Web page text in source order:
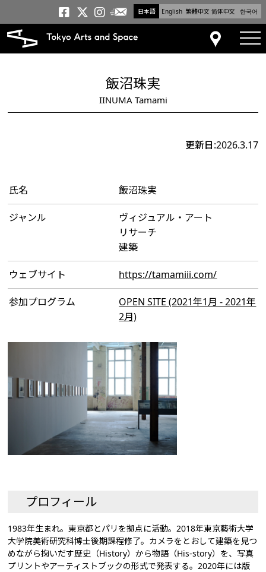
日本語 English 繁體中文 简体中文 한국어
トーキョーアーツアンド
トーキョーアーツアンド
トーキョーアーツア
メールニュース
アクセス
飯沼珠実
IINUMA Tamami
更新日:2026.3.17
氏名 飯沼珠実
ジャンル
ヴィジュアル・アート
リサーチ
建築
ウェブサイト https://tamamiii.com/
参加プログラム
OPEN SITE (2021年1月 - 2021年
2月)
プロフィール
1983年生まれ。東京都とパリを拠点に活動。2018年東京藝術大学
大学院美術研究科博士後期課程修了。カメラをとおして建築を見つ
めながら掬いだす歴史（History）から物語（His-story）を、写真
プリントやアーティストブックの形式で発表する。2020年には版